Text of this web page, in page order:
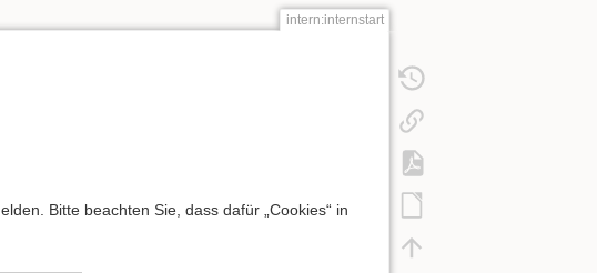
intern:internstart
Bitte beachten Sie, dass dafür „Cookies“ in